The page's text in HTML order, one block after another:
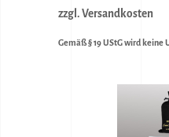
zzgl. Versandkosten
Gemäß § 19 UStG wird